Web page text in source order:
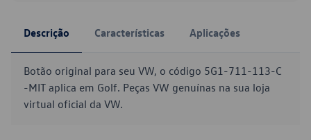
Descrição Características Aplicações
Botão original para seu VW, o código 5G1-711-113-C
-MIT aplica em Golf. Peças VW genuínas na sua loja
virtual oficial da VW.